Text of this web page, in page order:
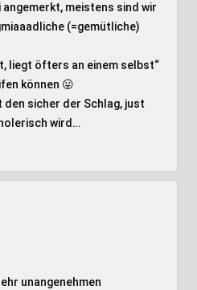
meistens sind wir
(=gemütliche)
liegt öfters an einem selbst“
können 😛
sicher der Schlag, just
wird…
unangenehmen